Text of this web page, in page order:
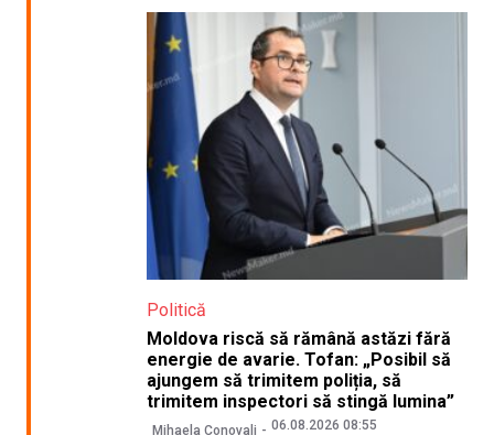
Politică
Moldova riscă să rămână astăzi fără
energie de avarie. Tofan: „Posibil să
ajungem să trimitem poliția, să
trimitem inspectori să stingă lumina”
Mihaela Conovali 06.08.2026 08:55